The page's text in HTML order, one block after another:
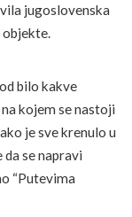
jugoslovenska
objekte.
bilo kakve
kojem se nastoji
je sve krenulo u
se napravi
“Putevima